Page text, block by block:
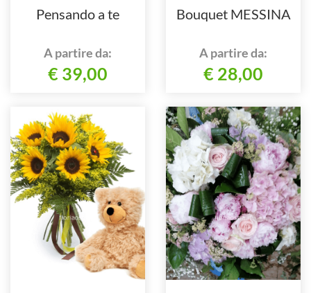
Pensando a te
A partire da:
€ 39,00
Bouquet MESSINA
A partire da:
€ 28,00